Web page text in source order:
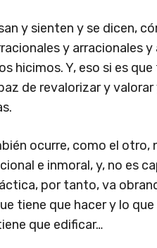
y sienten y se dicen,
y arracionales
hicimos. Y, eso si es
de revalorizar y
ocurre, como el otro,
e inmoral, y, no es
por tanto, va
tiene que hacer y lo
que edificar…